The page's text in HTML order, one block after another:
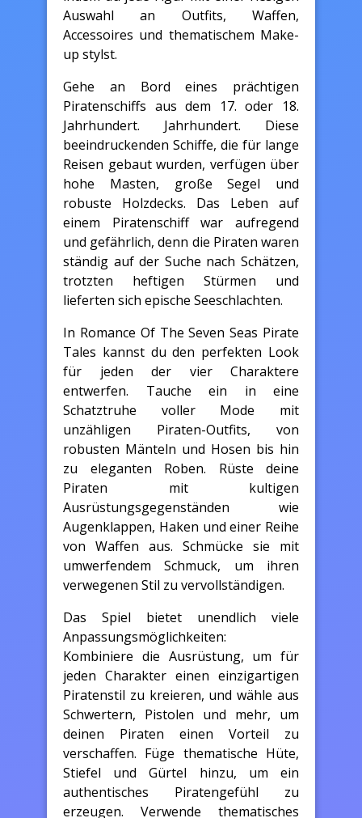
Auswahl an Outfits, Waffen,
Accessoires und thematischem Make-
up stylst.
Gehe an Bord eines prächtigen
Piratenschiffs aus dem 17. oder 18.
Jahrhundert. Jahrhundert. Diese
beeindruckenden Schiffe, die für lange
Reisen gebaut wurden, verfügen über
hohe Masten, große Segel und
robuste Holzdecks. Das Leben auf
einem Piratenschiff war aufregend
und gefährlich, denn die Piraten waren
ständig auf der Suche nach Schätzen,
trotzten heftigen Stürmen und
lieferten sich epische Seeschlachten.
In Romance Of The Seven Seas Pirate
Tales kannst du den perfekten Look
für jeden der vier Charaktere
entwerfen. Tauche ein in eine
Schatztruhe voller Mode mit
unzähligen Piraten-Outfits, von
robusten Mänteln und Hosen bis hin
zu eleganten Roben. Rüste deine
Piraten mit kultigen
Ausrüstungsgegenständen wie
Augenklappen, Haken und einer Reihe
von Waffen aus. Schmücke sie mit
umwerfendem Schmuck, um ihren
verwegenen Stil zu vervollständigen.
Das Spiel bietet unendlich viele
Anpassungsmöglichkeiten:
Kombiniere die Ausrüstung, um für
jeden Charakter einen einzigartigen
Piratenstil zu kreieren, und wähle aus
Schwertern, Pistolen und mehr, um
deinen Piraten einen Vorteil zu
verschaffen. Füge thematische Hüte,
Stiefel und Gürtel hinzu, um ein
authentisches Piratengefühl zu
erzeugen. Verwende thematisches